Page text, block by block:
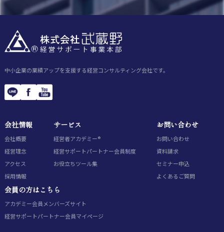
中小企業の業績アップを支援する経営コンサルティング会社です。
会社情報
会社概要
経営理念
アクセス
採用情報
サービス
経営者アカデミー®
経営サポートパートナー会員制度
お役立ちツール集
お問い合わせ
お問い合わせ
資料請求
セミナー申込
よくあるご質問
会員の方はこちら
アカデミー会員 メンバーズサイト
経営サポートパートナー会員マイページ